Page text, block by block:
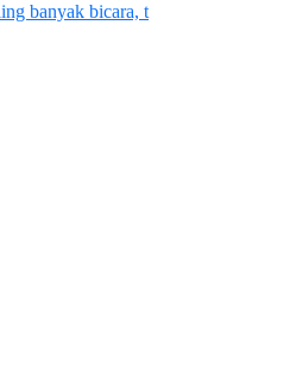
banyak bicara, t